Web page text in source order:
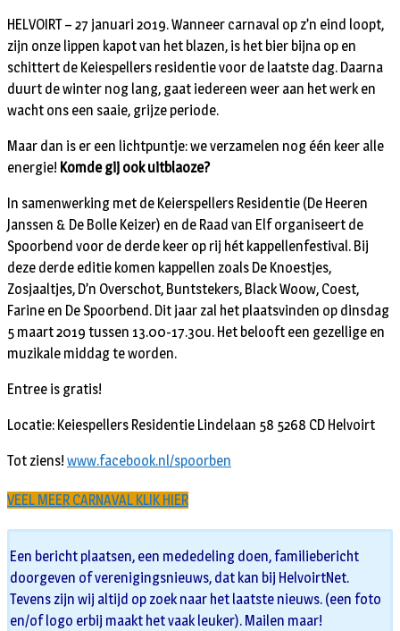
HELVOIRT – 27 januari 2019. Wanneer carnaval op z’n eind loopt,
zijn onze lippen kapot van het blazen, is het bier bijna op en
schittert de Keiespellers residentie voor de laatste dag. Daarna
duurt de winter nog lang, gaat iedereen weer aan het werk en
wacht ons een saaie, grijze periode.
Maar dan is er een lichtpuntje: we verzamelen nog één keer alle
energie! Komde gij ook uitblaoze?
In samenwerking met de Keierspellers Residentie (De Heeren
Janssen & De Bolle Keizer) en de Raad van Elf organiseert de
Spoorbend voor de derde keer op rij hét kappellenfestival. Bij
deze derde editie komen kappellen zoals De Knoestjes,
Zosjaaltjes, D’n Overschot, Buntstekers, Black Woow, Coest,
Farine en De Spoorbend. Dit jaar zal het plaatsvinden op dinsdag
5 maart 2019 tussen 13.00-17.30u. Het belooft een gezellige en
muzikale middag te worden.
Entree is gratis!
Locatie: Keiespellers Residentie Lindelaan 58 5268 CD Helvoirt
Tot ziens! www.facebook.nl/spoorben
VEEL MEER CARNAVAL KLIK HIER
Een bericht plaatsen, een mededeling doen, familiebericht
doorgeven of verenigingsnieuws, dat kan bij HelvoirtNet.
Tevens zijn wij altijd op zoek naar het laatste nieuws. (een foto
en/of logo erbij maakt het vaak leuker). Mailen maar!